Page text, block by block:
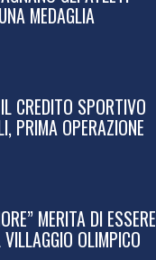
MEDAGLIA
CREDITO SPORTIVO
PRIMA OPERAZIONE
MERITA DI ESSERE
OLIMPICO